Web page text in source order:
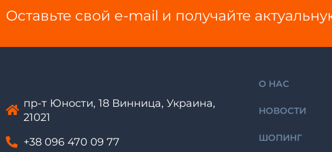
Оставьте свой e-mail и получайте
пр-т Юности, 18 Винница, Украина,
21021
+38 096 470 09 77
О НАС
НОВОСТИ
ШОПИНГ